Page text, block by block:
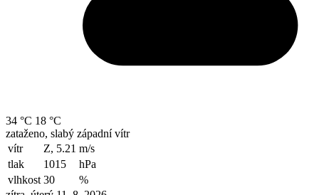
34 °C 18 °C
zataženo, slabý západní vítr
vítr
Z, 5.21 m/s
tlak
1015
hPa
vlhkost 30
%